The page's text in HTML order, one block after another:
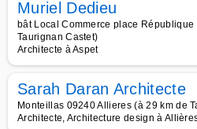
Muriel Dedieu
bât Local Commerce place République
Taurignan Castet)
Architecte à Aspet
Sarah Daran Architecte
Monteillas 09240 Allieres (à 29 km de
Architecte, Architecture design à